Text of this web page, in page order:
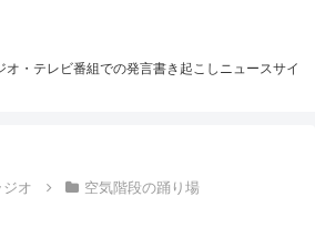
オ・テレビ番組での発言書き起こしニュースサイ
オ 空気階段の踊り場